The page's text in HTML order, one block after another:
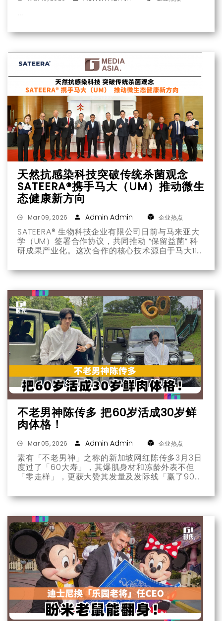
天然抗感染科技突破传统杀菌观念
SATEERA®携手马大（UM）推动微生
态健康新方向
Mar 09, 2026 Admin Admin 企业热点
SATEERA® 生物科技企业有限公司日前与马来亚大
学（UM）签署合作协议，共同推动 “保留益菌” 科
研成果产业化。这次合作的核心技术源自于马大11
局，最终奠定SATEERA®的技术基础。作为获得
BioNexus 资格认证的企业，SATEERA® 专注于精
准抗感染机制，目前已在亚洲取得14项国际专利，
体现其在生物科技领域的技术深度与国际布局。
不老男神陈传多 把60岁活成30岁鲜
肉体格！
Mar 05, 2026 Admin Admin 企业热点
素有「不老男神」之称的新加坡网红陈传多3月3日
度过了「60大寿」，其爆肌身材和冻龄外表不但
「零走样」，更获大赞其发量及发际线「赢了90%
动，70%靠饮食控制」，更透露有5种食物必吃。